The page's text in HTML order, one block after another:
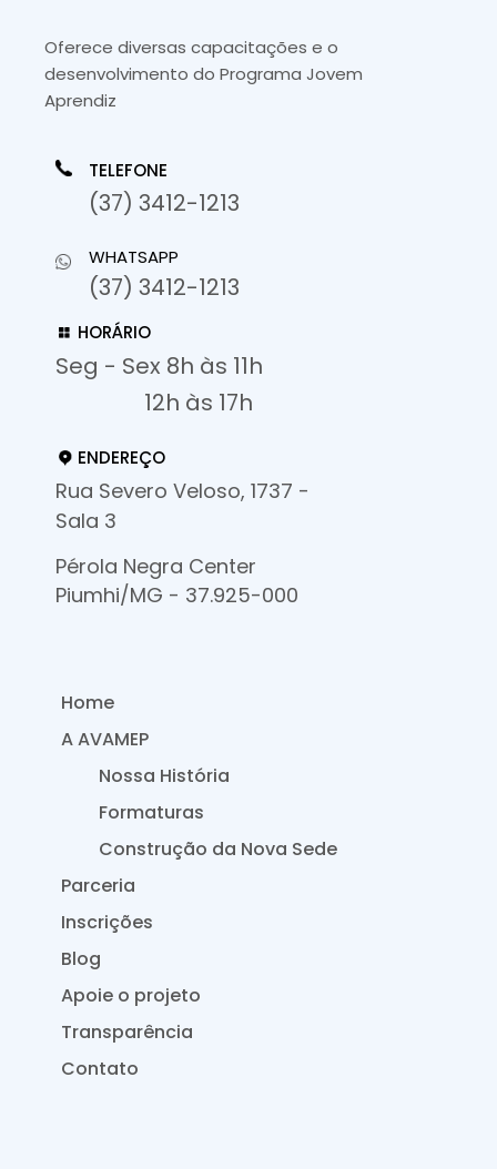
Oferece diversas capacitações e o
desenvolvimento do Programa Jovem
Aprendiz
TELEFONE
(37) 3412-1213
WHATSAPP
(37) 3412-1213
HORÁRIO
Seg - Sex 8h às 11h
12h às 17h
ENDEREÇO
Rua Severo Veloso, 1737 -
Sala 3
Pérola Negra Center
Piumhi/MG - 37.925-000
Home
A AVAMEP
Nossa História
Formaturas
Construção da Nova Sede
Parceria
Inscrições
Blog
Apoie o projeto
Transparência
Contato